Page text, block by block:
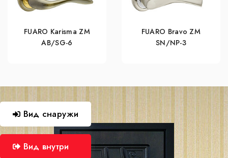
FUARO Karisma ZM
AB/SG-6
FUARO Bravo ZM
SN/NP-3
Вид снаружи
Вид внутри